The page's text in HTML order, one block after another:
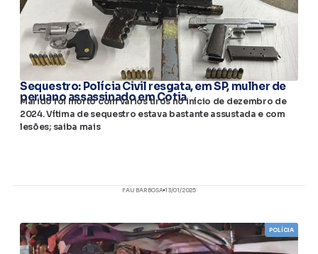
Sequestro: Polícia Civil resgata, em SP, mulher de
peruano assassinado em Cotia
Marido foi morto com vários tiros no início de dezembro de
2024. Vítima de sequestro estava bastante assustada e com
lesões; saiba mais
FAU BARBOSA 13/01/2025
POLÍCIA